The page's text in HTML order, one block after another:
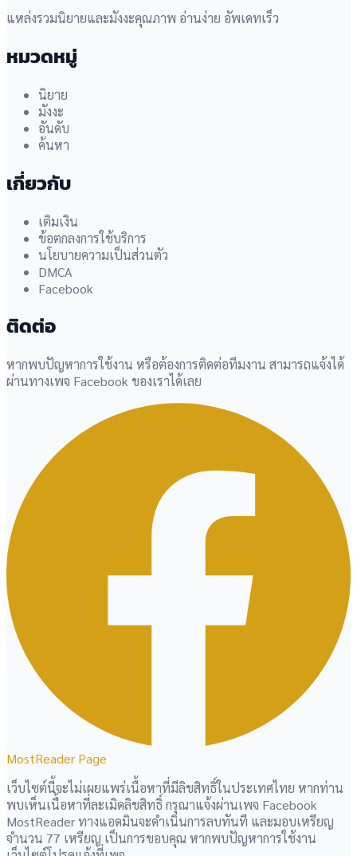
แหล่งรวมนิยายและมังงะคุณภาพ อ่านง่าย อัพเดทเร็ว
หมวดหมู่
นิยาย
มังงะ
อันดับ
ค้นหา
เกี่ยวกับ
เติมเงิน
ข้อตกลงการใช้บริการ
นโยบายความเป็นส่วนตัว
DMCA
Facebook
ติดต่อ
หากพบปัญหาการใช้งาน หรือต้องการติดต่อทีมงาน สามารถแจ้งได้
ผ่านทางเพจ Facebook ของเราได้เลย
MostReader Page
เว็บไซต์นี้จะไม่เผยแพร่เนื้อหาที่มีลิขสิทธิ์ในประเทศไทย หากท่าน
พบเห็นเนื้อหาที่ละเมิดลิขสิทธิ์ กรุณาแจ้งผ่านเพจ Facebook
MostReader ทางแอดมินจะดำเนินการลบทันที และมอบเหรียญ
จำนวน 77 เหรียญ เป็นการขอบคุณ หากพบปัญหาการใช้งาน